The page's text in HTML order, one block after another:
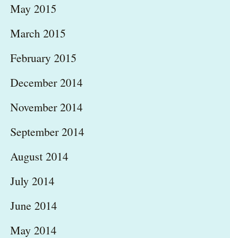
May 2015
March 2015
February 2015
December 2014
November 2014
September 2014
August 2014
July 2014
June 2014
May 2014